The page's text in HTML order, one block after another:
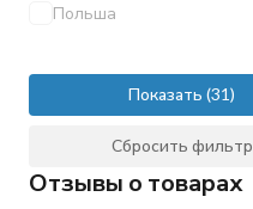
54
66
71
Польша
Показать
Сбросить фильтр
Отзывы о товарах